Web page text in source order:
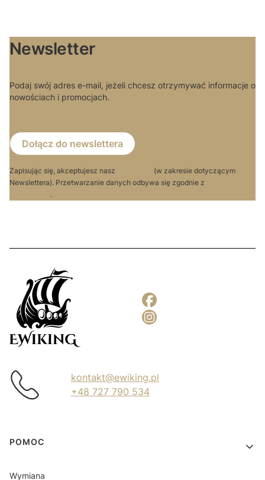
Newsletter
Podaj swój adres e-mail, jeżeli chcesz otrzymywać informacje o
nowościach i promocjach.
Dołącz do newslettera
Zapisując się, akceptujesz nasz
(w zakresie dotyczącym
Newslettera). Przetwarzanie danych odbywa się zgodnie z
.
kontakt@ewiking.pl
+48 727 790 534
Linki w stopce
POMOC
Wymiana